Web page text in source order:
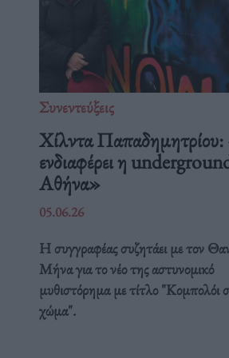
Συνεντεύξεις
Χίλντα
ενδιαφέρει η
Αθήνα»
05.06.26
Η συγγραφέας συζητάει με τον
Μήνα για το νέο της αστυνομικό
μυθιστόρημα με τίτλο "Κομπολόι
χώμα".